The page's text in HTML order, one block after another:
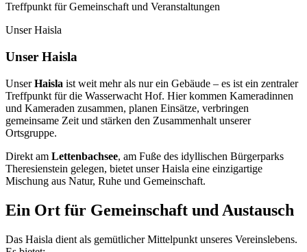
Treffpunkt für Gemeinschaft und Veranstaltungen
Unser Haisla
Unser Haisla
UnserHaisla ist weit mehr als nur ein Gebäude – es ist ein zentraler
Treffpunkt für die Wasserwacht Hof. Hier kommen Kameradinnen
und Kameraden zusammen, planen Einsätze, verbringen
gemeinsame Zeit und stärken den Zusammenhalt unserer
Ortsgruppe.
Direkt am Lettenbachsee, am Fuße des idyllischen Bürgerparks
Theresienstein gelegen, bietet unser Haisla eine einzigartige
Mischung aus Natur, Ruhe und Gemeinschaft.
Ein Ort für Gemeinschaft und Austausch
Das Haisla dient als gemütlicher Mittelpunkt unseres Vereinslebens.